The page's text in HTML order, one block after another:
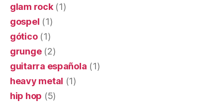
glam rock(1)
gospel (1)
gótico(1)
grunge(2)
guitarra española (1)
heavy metal (1)
hip hop (5)